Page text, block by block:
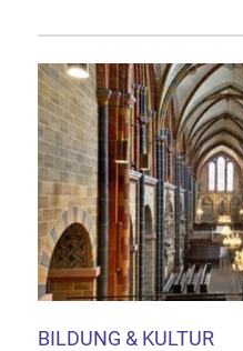
BILDUNG & KULTUR